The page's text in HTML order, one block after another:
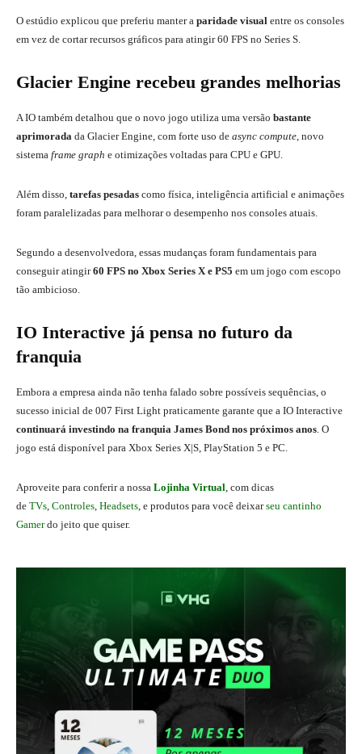
O estúdio explicou que preferiu manter a paridade visual entre os consoles
em vez de cortar recursos gráficos para atingir 60 FPS no Series S.
Glacier Engine recebeu grandes melhorias
A IO também detalhou que o novo jogo utiliza uma versão bastante
aprimorada da Glacier Engine, com forte uso de async compute, novo
sistema frame graph e otimizações voltadas para CPU e GPU.
Além disso, tarefas pesadas como física, inteligência artificial e animações
foram paralelizadas para melhorar o desempenho nos consoles atuais.
Segundo a desenvolvedora, essas mudanças foram fundamentais para
conseguir atingir60 FPS no Xbox Series X e PS5 em um jogo com escopo
tão ambicioso.
IO Interactive já pensa no futuro da
franquia
Embora a empresa ainda não tenha falado sobre possíveis sequências, o
sucesso inicial de 007 First Light praticamente garante que a IO Interactive
continuará investindo na franquia James Bond nos próximos anos. O
jogo está disponível para Xbox Series X|S, PlayStation 5 e PC.
Aproveite para conferir a nossa Lojinha Virtual, com dicas
de TVs, Controles, Headsets, e produtos para você deixarseu cantinho
Gamerdo jeito que quiser.